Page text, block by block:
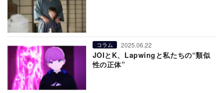
コラム 2025.06.22
JOIとK、Lapwingと私たちの“類似
性の正体”